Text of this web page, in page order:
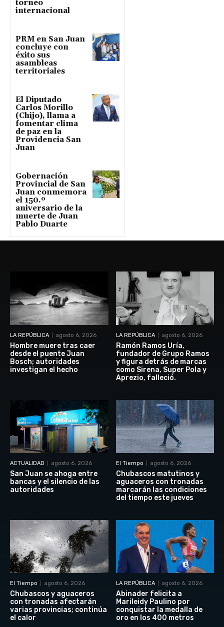
torneo
internacional
PRM en San Juan
concluye con
éxito sus
asambleas
territoriales
El Diputado
Carlos Morillo
(Chijo), llama a
fomentar clima
de paz en la
Providencia San
Juan
Gobernación
Provincial de San
Juan conmemora
el 150.º
aniversario de la
muerte de Juan
Pablo Duarte
LA REPÚBLICA agosto 6, 2026
Hombre muere tras caer
desde el puente Juan
Bosch; autoridades
investigan el hecho
LA REPÚBLICA agosto 6, 2026
Ramón Ramos Uría,
fundador de Grupo Ramos
y figura detrás de marcas
como Sirena, Super Pola y
Aprezio, falleció.
ACTUALIDAD agosto 6, 2026
San Juan se ahoga entre
bancas y el silencio de las
autoridades
El Tiempo agosto 6, 2026
Chubascos matutinos y
aguaceros con tronadas
marcarán las condiciones
del tiempo este jueves
El Tiempo agosto 6, 2026
Chubascos y aguaceros
con tronadas afectarán
varias provincias; continúa
el calor
LA REPÚBLICA agosto 6, 2026
Abinader felicita a
Marileidy Paulino por
conquistar la medalla de
oro en los 400 metros